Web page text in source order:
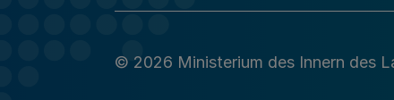
© 2026 Ministerium des Innern des